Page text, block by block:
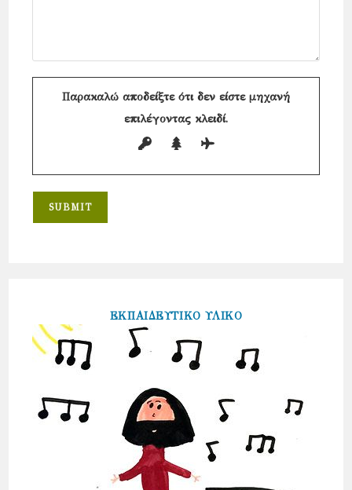
Παρακαλώ αποδείξτε ότι δεν είστε μηχανή
επιλέγοντας κλειδί.
ΕΚΠΑΙΔΕΥΤΙΚΟ ΥΛΙΚΟ